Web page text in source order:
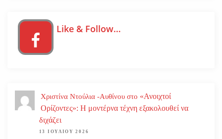
Like & Follow…
Χριστίνα Ντούλια -Αυθίνου στο «Ανοιχτοί
Ορίζοντες»: Η μοντέρνα τέχνη εξακολουθεί να
διχάζει
13 ΙΟΥΛΊΟΥ 2026